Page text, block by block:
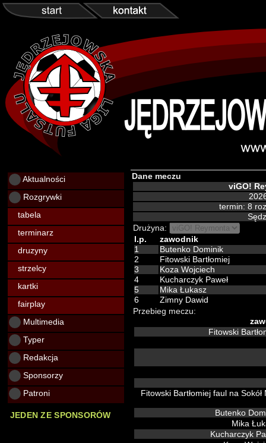
Aktualności
Rozgrywki
tabela
terminarz
druzyny
strzelcy
kartki
fairplay
Multimedia
Typer
Redakcja
Sponsorzy
Patroni
JEDEN ZE SPONSORÓW
Dane meczu
viGO!
termin: 8
Drużyna:
l.p.
zawodnik
1
Butenko Dominik
2
Fitowski Bartłomiej
3
Koza Wojciech
4
Kucharczyk Paweł
5
Mika Łukasz
6
Zimny Dawid
Przebieg meczu:
Fitowski
Butenko
Mika
Kucharczyk